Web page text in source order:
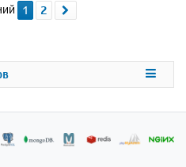
к
а
а
1 2